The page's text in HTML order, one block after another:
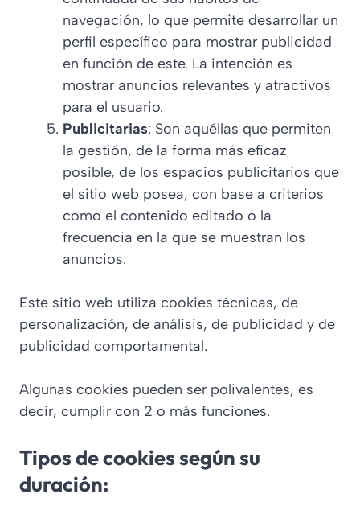
navegación, lo que permite desarrollar un
perfil específico para mostrar publicidad
en función de este. La intención es
mostrar anuncios relevantes y atractivos
para el usuario.
Publicitarias: Son aquéllas que permiten
la gestión, de la forma más eficaz
posible, de los espacios publicitarios que
el sitio web posea, con base a criterios
como el contenido editado o la
frecuencia en la que se muestran los
anuncios.
Este sitio web utiliza cookies técnicas, de
personalización, de análisis, de publicidad y de
publicidad comportamental.
Algunas cookies pueden ser polivalentes, es
decir, cumplir con 2 o más funciones.
Tipos de cookies según su
duración: